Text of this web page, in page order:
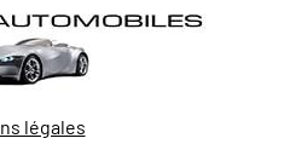
légales